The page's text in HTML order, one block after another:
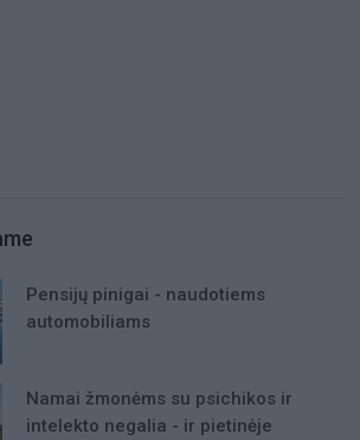
Pensijų pinigai - naudotiems
automobiliams
Namai žmonėms su psichikos ir
intelekto negalia - ir pietinėje